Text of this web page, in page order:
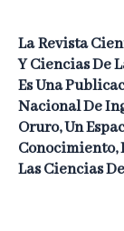
LaRevista
Y Ciencias De
Es Una
Nacional De
Oruro, Un
Conocimiento,
Las Ciencias